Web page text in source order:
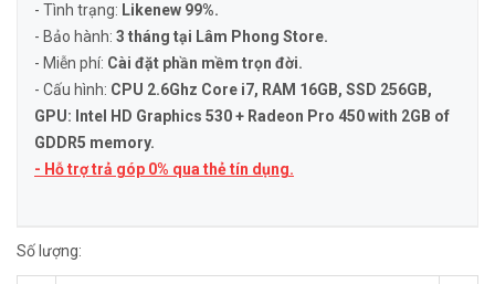
- Tình trạng: Likenew 99%.
- Bảo hành: 3 tháng tại Lâm Phong Store.
- Miễn phí: Cài đặt phần mềm trọn đời.
- Cấu hình: CPU 2.6Ghz Core i7, RAM 16GB, SSD 256GB,
GPU: Intel HD Graphics 530 + Radeon Pro 450 with 2GB of
GDDR5 memory.
- Hỗ trợ trả góp 0% qua thẻ tín dụng.
Số lượng: